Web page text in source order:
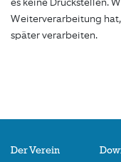
es keine Druckstellen.
Weiterverarbeitung
später verarbeiten.
Der Verein